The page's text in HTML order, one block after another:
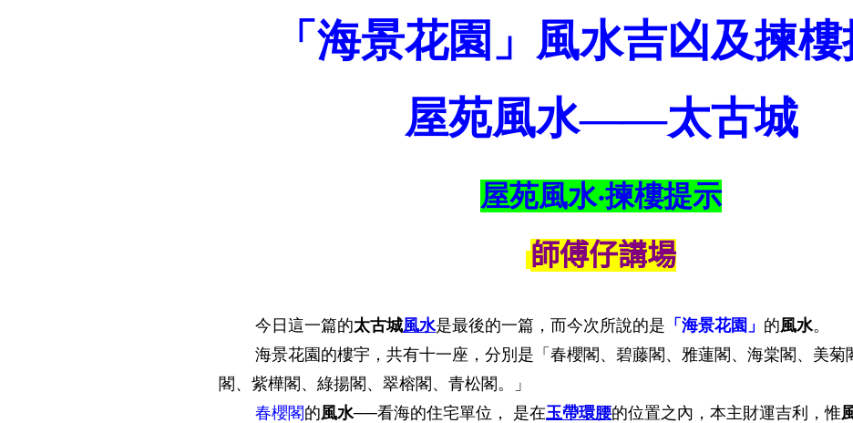
「海景花園」風水吉凶及揀
屋苑風水——太古城
屋苑風水‧揀樓提示
師傅仔講場
今日這一篇的太古城風水是最後的一篇，而今次所說的是 「海景花園」 的風水。
海景花園的樓宇，共有十一座，分別是「春櫻閣、碧藤閣、雅蓮閣、海棠閣、美菊
閣、紫樺閣、綠揚閣、翠榕閣、青松閣。」
春櫻閣的風水──看海的住宅單位， 是在玉帶環腰的位置之內，本主財運吉利，惟